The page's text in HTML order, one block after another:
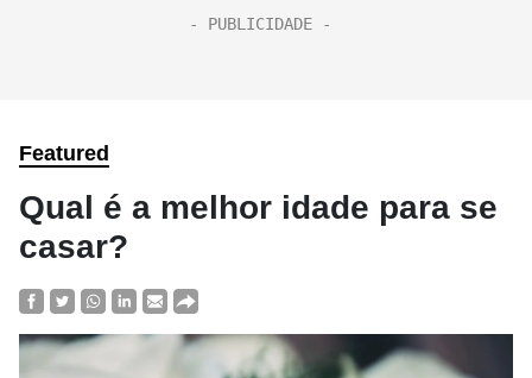
Featured
Qual é a melhor idade para se
casar?